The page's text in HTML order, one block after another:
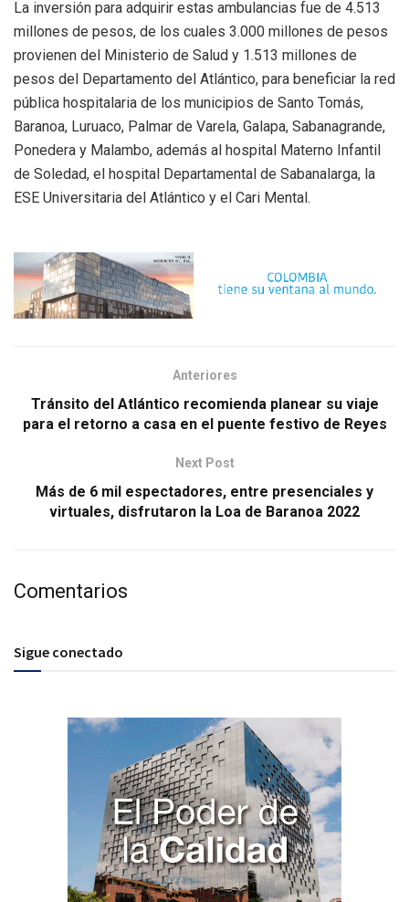
La inversión para adquirir estas ambulancias fue de 4.513
millones de pesos, de los cuales 3.000 millones de pesos
provienen del Ministerio de Salud y 1.513 millones de
pesos del Departamento del Atlántico, para beneficiar la red
pública hospitalaria de los municipios de Santo Tomás,
Baranoa, Luruaco, Palmar de Varela, Galapa, Sabanagrande,
Ponedera y Malambo, además al hospital Materno Infantil
de Soledad, el hospital Departamental de Sabanalarga, la
ESE Universitaria del Atlántico y el Cari Mental.
Anteriores
Tránsito del Atlántico recomienda planear su viaje
para el retorno a casa en el puente festivo de Reyes
Next Post
Más de 6 mil espectadores, entre presenciales y
virtuales, disfrutaron la Loa de Baranoa 2022
Comentarios
Sigue conectado